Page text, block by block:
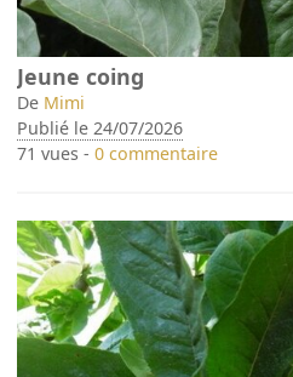
Jeune coing
De Mimi
Publié le 24/07/2026
71 vues -0 commentaire